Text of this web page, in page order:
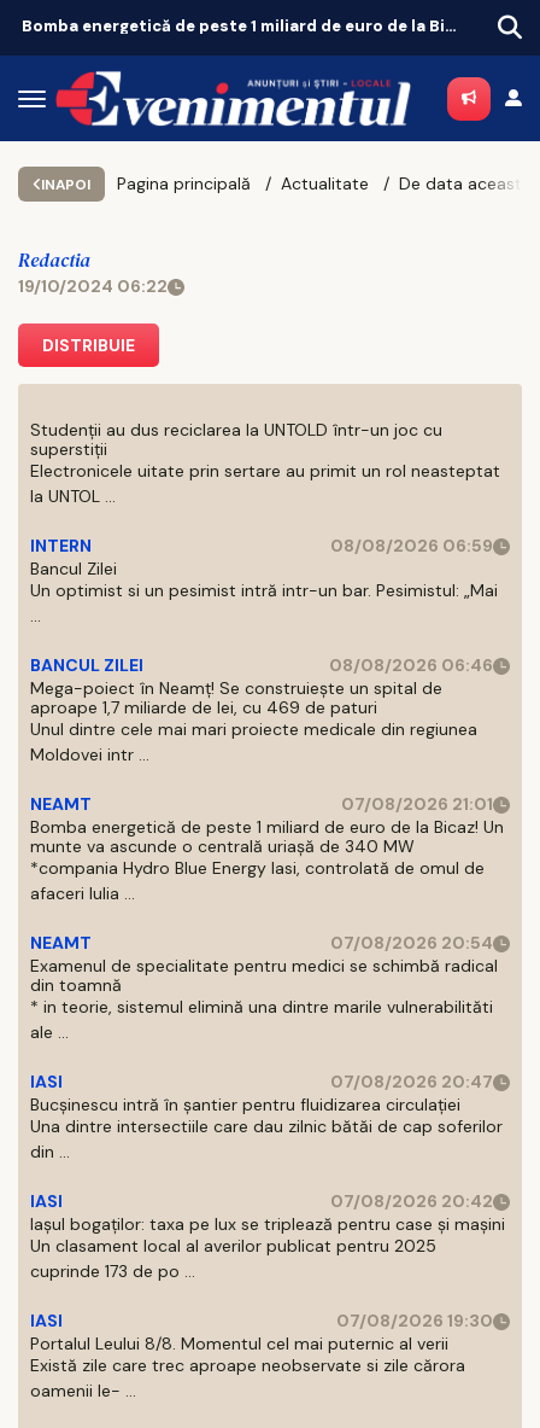
Bomba energetică de peste 1 miliard de euro de la Bicaz! Un munte va ascunde o centrală uriașă de 340 MW
INAPOI Pagina principală Actualitate
Redactia
19/10/2024 06:22
DISTRIBUIE
Studenții au dus reciclarea la UNTOLD într-un joc cu
superstiții
Electronicele uitate prin sertare au primit un rol neasteptat
la UNTOL ...
INTERN
08/08/2026 06:59
Bancul Zilei
Un optimist si un pesimist intră intr-un bar. Pesimistul: „Mai
...
BANCUL ZILEI
08/08/2026 06:46
Mega-poiect în Neamț! Se construiește un spital de
aproape 1,7 miliarde de lei, cu 469 de paturi
Unul dintre cele mai mari proiecte medicale din regiunea
Moldovei intr ...
NEAMT
07/08/2026 21:01
Bomba energetică de peste 1 miliard de euro de la Bicaz! Un
munte va ascunde o centrală uriașă de 340 MW
*compania Hydro Blue Energy Iasi, controlată de omul de
afaceri Iulia ...
NEAMT
07/08/2026 20:54
Examenul de specialitate pentru medici se schimbă radical
din toamnă
* in teorie, sistemul elimină una dintre marile vulnerabilităti
ale ...
IASI
07/08/2026 20:47
Bucșinescu intră în șantier pentru fluidizarea circulației
Una dintre intersectiile care dau zilnic bătăi de cap soferilor
din ...
IASI
07/08/2026 20:42
Iașul bogaților: taxa pe lux se triplează pentru case și mașini
Un clasament local al averilor publicat pentru 2025
cuprinde 173 de po ...
IASI
07/08/2026 19:30
Portalul Leului 8/8. Momentul cel mai puternic al verii
Există zile care trec aproape neobservate si zile cărora
oamenii le- ...